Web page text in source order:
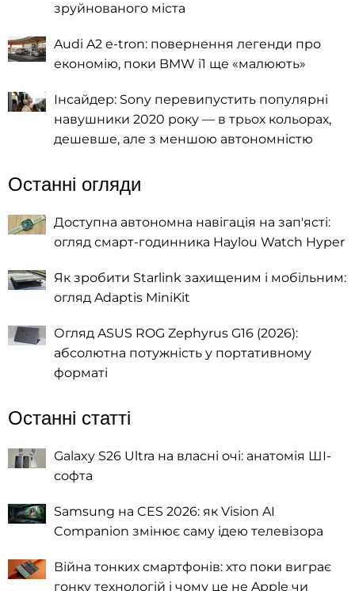
зруйнованого міста
Audi A2 e-tron: повернення легенди про
економію, поки BMW i1 ще «малюють»
Інсайдер: Sony перевипустить популярні
навушники 2020 року — в трьох кольорах,
дешевше, але з меншою автономністю
Останні огляди
Доступна автономна навігація на зап'ясті:
огляд смарт-годинника Haylou Watch Hyper
Як зробити Starlink захищеним і мобільним:
огляд Adaptis MiniKit
Огляд ASUS ROG Zephyrus G16 (2026):
абсолютна потужність у портативному
форматі
Останні статті
Galaxy S26 Ultra на власні очі: анатомія ШІ-
софта
Samsung на CES 2026: як Vision AI
Companion змінює саму ідею телевізора
Війна тонких смартфонів: хто поки виграє
гонку технологій і чому це не Apple чи